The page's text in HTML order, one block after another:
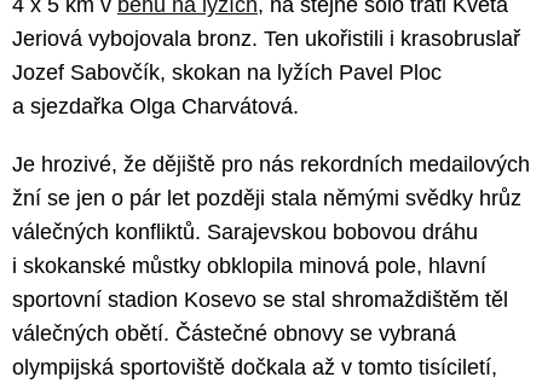
4 x 5 km v běhu na lyžích, na stejné sólo trati Květa
Jeriová vybojovala bronz. Ten ukořistili i krasobruslař
Jozef Sabovčík, skokan na lyžích Pavel Ploc
a sjezdařka Olga Charvátová.
Je hrozivé, že dějiště pro nás rekordních medailových
žní se jen o pár let později stala němými svědky hrůz
válečných konfliktů. Sarajevskou bobovou dráhu
i skokanské můstky obklopila minová pole, hlavní
sportovní stadion Kosevo se stal shromaždištěm těl
válečných obětí. Částečné obnovy se vybraná
olympijská sportoviště dočkala až v tomto tisíciletí,